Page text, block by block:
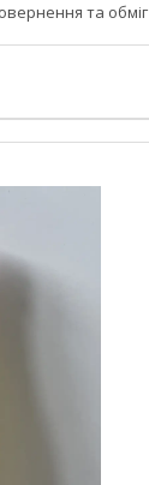
та обміг